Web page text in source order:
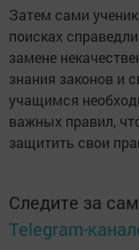
Затем сами
поисках
замене
знания законов и
учащимся
важных правил,
защитить свои
Следите за
Telegram-